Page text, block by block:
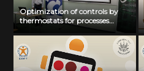
Optimization of controls by
thermostats for processes
described by PDEs. mgr
Grzegorz Dudziuk, 3
października 2014r.